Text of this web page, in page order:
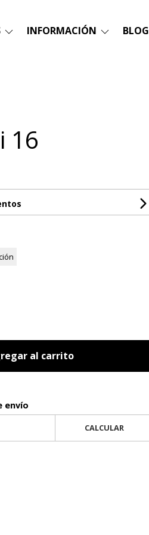
INFORMACIÓN BLOG
16
al carrito
envío
CALCULAR